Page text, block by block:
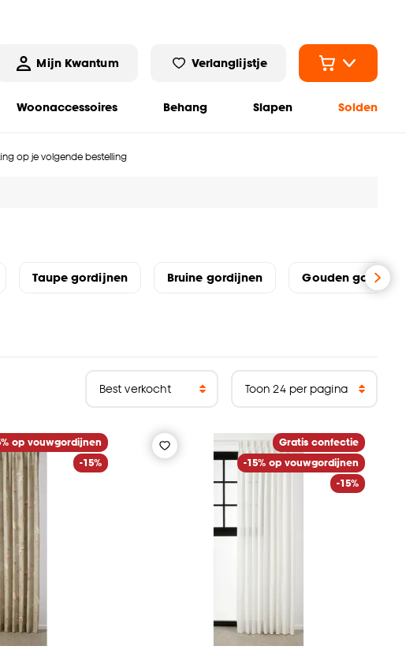
Mijn Kwantum Verlanglijstje
Woonaccessoires Behang Slapen Solden
op je volgende bestelling
Taupe gordijnen Bruine gordijnen Gouden
op vouwgordijnen
-15%
Gratis confectie
-15% op vouwgordijnen
-15%